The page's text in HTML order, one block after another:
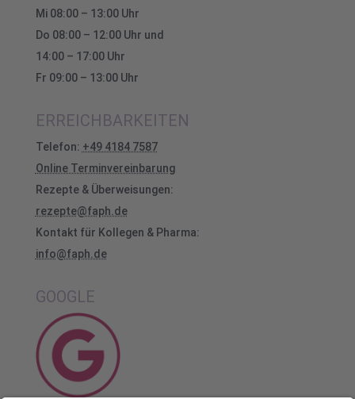
Mi 08:00 – 13:00 Uhr
Do 08:00 – 12:00 Uhr und
14:00 – 17:00 Uhr
Fr 09:00 – 13:00 Uhr
ERREICHBARKEITEN
Telefon: +49 4184 7587
Online Terminvereinbarung
Rezepte & Überweisungen:
rezepte@faph.de
Kontakt für Kollegen & Pharma:
info@faph.de
GOOGLE